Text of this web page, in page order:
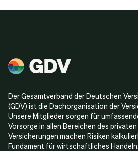
Der Gesamtverband der Deutschen
(GDV) ist die Dachorganisation der
Unsere Mitglieder sorgen für
Vorsorge in allen Bereichen des
Versicherungen machen Risiken
Fundament für wirtschaftliches Handeln.